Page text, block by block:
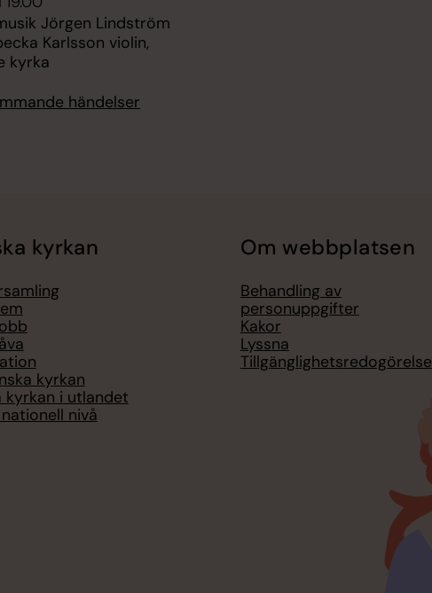
Jörgen Lindström
Karlsson violin,
kyrka
händelser
kyrkan
kyrkan
kyrkan i utlandet
nivå
Om webbplatsen
Behandling av
personuppgifter
Kakor
Lyssna
Tillgänglighetsredogörelse